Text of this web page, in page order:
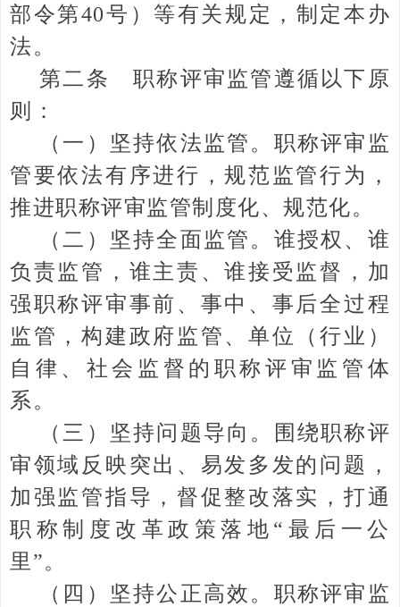
部令第40号）等有关规定，制定本办
法。
第二条 职称评审监管遵循以下原
则：
（一）坚持依法监管。职称评审监
管要依法有序进行，规范监管行为，
推进职称评审监管制度化、规范化。
（二）坚持全面监管。谁授权、谁
负责监管，谁主责、谁接受监督，加
强职称评审事前、事中、事后全过程
监管，构建政府监管、单位（行业）
自律、社会监督的职称评审监管体
系。
（三）坚持问题导向。围绕职称评
审领域反映突出、易发多发的问题，
加强监管指导，督促整改落实，打通
职称制度改革政策落地“最后一公
里”。
（四）坚持公正高效。职称评审监